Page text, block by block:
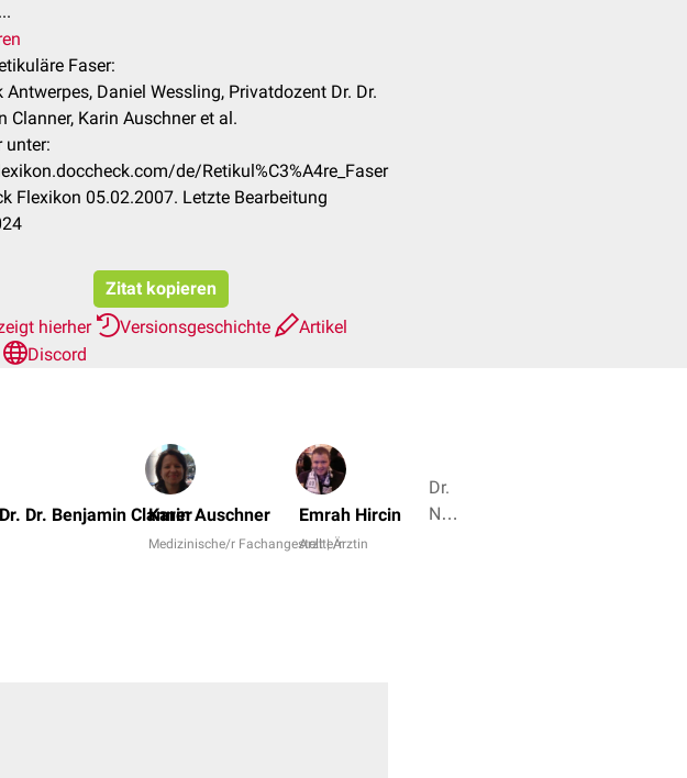
Faser:
Antwerpes, Daniel Wessling, Privatdozent Dr. Dr.
Clanner, Karin Auschner et al.
unter:
de/Retikul%C3%A4re_Faser
Flexikon 05.02.2007. Letzte Bearbeitung
Zitat kopieren
hierher
Versionsgeschichte
Artikel
Discord
Dr. Benjamin ClannerKarin Auschner
Medizinische/r Fachangestellte/r
Emrah Hircin
Arzt | Ärztin
Dr.
No,